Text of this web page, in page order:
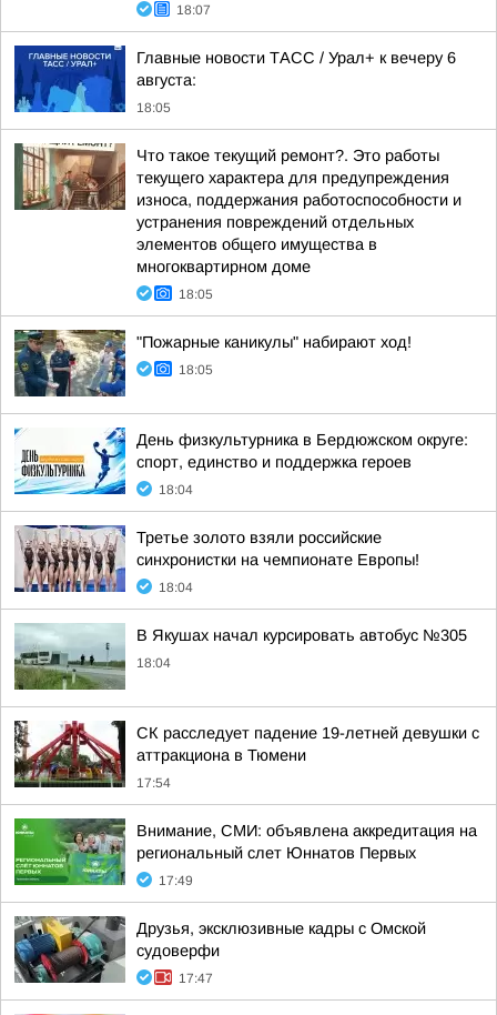
18:07
Главные новости ТАСС / Урал+ к вечеру 6
августа:
18:05
Что такое текущий ремонт?. Это работы
текущего характера для предупреждения
износа, поддержания работоспособности и
устранения повреждений отдельных
элементов общего имущества в
многоквартирном доме
18:05
"Пожарные каникулы" набирают ход!
18:05
День физкультурника в Бердюжском округе:
спорт, единство и поддержка героев
18:04
Третье золото взяли российские
синхронистки на чемпионате Европы!
18:04
В Якушах начал курсировать автобус №305
18:04
СК расследует падение 19-летней девушки с
аттракциона в Тюмени
17:54
Внимание, СМИ: объявлена аккредитация на
региональный слет Юннатов Первых
17:49
Друзья, эксклюзивные кадры с Омской
судоверфи
17:47